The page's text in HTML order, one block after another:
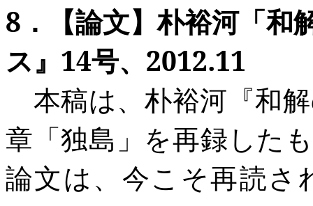
8 ． 【論文】朴裕河「和
ス』14号、2012.11
本稿は、朴裕河『和
章「独島」を再録した
論文は、今こそ再読さ